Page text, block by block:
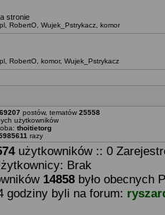
stronie
RobertO Wujek_Pstrykacz komor
RobertO komor, Wujek_Pstrykacz
postów, tematów 25558
użytkowników
thoitietorg
razy
użytkowników :: 0
Brak
14858 było obecnych
godziny byli na forum: